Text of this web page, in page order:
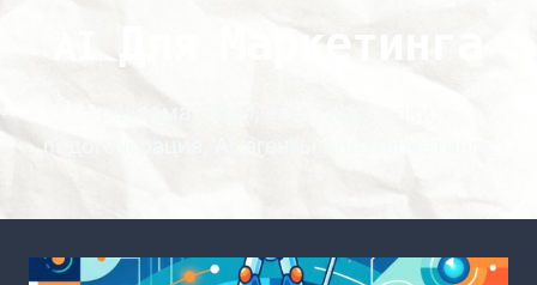
AI Для Маркетинга
реклама, SMM, email-рассылки,